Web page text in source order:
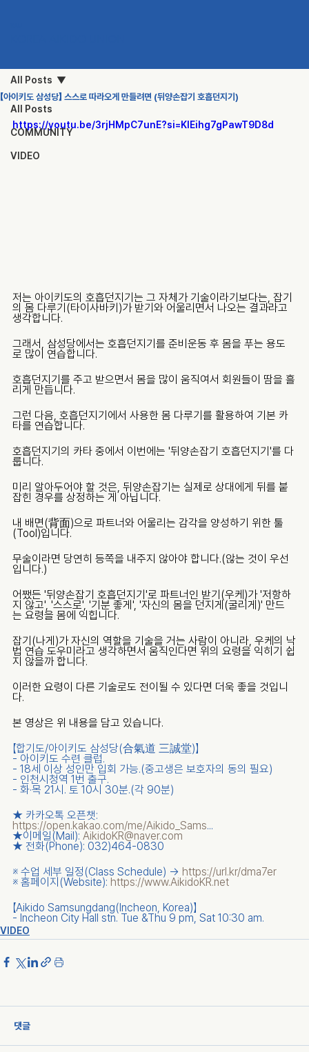
All Posts
COMMUNITY
VIDEO
All Posts
【아이키도 삼성당】 스스로 따라오게 만들려면 (뒤양손잡기 호흡던지기)
https://youtu.be/3rjHMpC7unE?si=KIEihg7gPawT9D8d
저는 아이키도의 호흡던지기는 그 자체가 기술이라기보다는, 잡기
의 몸 다루기(타이사바키)가 받기와 어울리면서 나오는 결과라고
생각합니다.
그래서, 삼성당에서는 호흡던지기를 준비운동 후 몸을 푸는 용도
로 많이 연습합니다.
호흡던지기를 주고 받으면서 몸을 많이 움직여서 회원들이 땀을 흘
리게 만듭니다.
그런 다음, 호흡던지기에서 사용한 몸 다루기를 활용하여 기본 카
타를 연습합니다.
호흡던지기의 카타 중에서 이번에는 '뒤양손잡기 호흡던지기'를 다
룹니다.
미리 알아두어야 할 것은, 뒤양손잡기는 실제로 상대에게 뒤를 붙
잡힌 경우를 상정하는 게 아닙니다.
내 배면(背面)으로 파트너와 어울리는 감각을 양성하기 위한 툴
(Tool)입니다.
무술이라면 당연히 등쪽을 내주지 않아야 합니다.(않는 것이 우선
입니다.)
어쨌든 '뒤양손잡기 호흡던지기'로 파트너인 받기(우케)가 '저항하
지 않고', '스스로', '기분 좋게', '자신의 몸을 던지게(굴리게)' 만드
는 요령을 몸에 익힙니다.
잡기(나게)가 자신의 역할을 기술을 거는 사람이 아니라, 우케의 낙
법 연습 도우미라고 생각하면서 움직인다면 위의 요령을 익히기 쉽
지 않을까 합니다.
이러한 요령이 다른 기술로도 전이될 수 있다면 더욱 좋을 것입니
다.
본 영상은 위 내용을 담고 있습니다.
【합기도/아이키도 삼성당(合氣道 三誠堂)】
- 아이키도 수련 클럽.
- 18세 이상 성인만 입회 가능.(중고생은 보호자의 동의 필요)
- 인천시청역 1번 출구.
- 화·목 21시. 토 10시 30분.(각 90분)
★ 카카오톡 오픈챗: ​
https://open.kakao.com/me/Aikido_Sams...
★이메일(Mail): AikidoKR@naver.com
★ 전화(Phone): 032)464-0830
​※ 수업 세부 일정(Class Schedule) → https://url.kr/dma7er
​※ 홈페이지(Website): https://www.AikidoKR.net
【Aikido Samsungdang(Incheon, Korea)】
- Incheon City Hall stn. Tue &Thu 9 pm, Sat 10:30 am.
VIDEO
댓글